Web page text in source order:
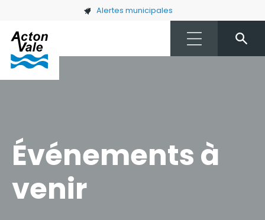
Skip to main content Alertes municipales
Événements à
venir